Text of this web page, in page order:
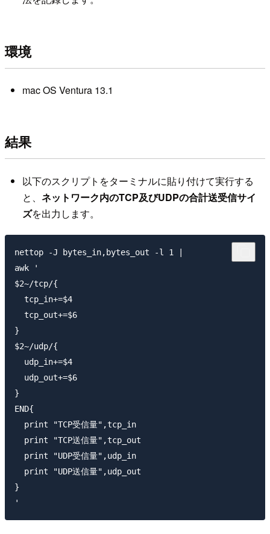
環境
mac OS Ventura 13.1
結果
以下のスクリプトをターミナルに貼り付けて実行する
と、 ネットワーク内のTCP及びUDPの合計送受信サイ
ズを出力します。
nettop -J bytes_in,bytes_out -l 1 |
awk '
$2~/tcp/{
  tcp_in+=$4
  tcp_out+=$6
}
$2~/udp/{
  udp_in+=$4
  udp_out+=$6
}
END{
  print "TCP受信量",tcp_in
  print "TCP送信量",tcp_out
  print "UDP受信量",udp_in
  print "UDP送信量",udp_out
}